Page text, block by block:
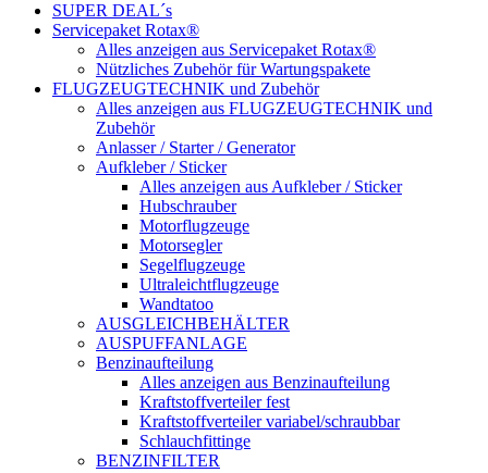
SUPER DEAL´s
Servicepaket Rotax®
Alles anzeigen aus Servicepaket Rotax®
Nützliches Zubehör für Wartungspakete
FLUGZEUGTECHNIK und Zubehör
Alles anzeigen aus FLUGZEUGTECHNIK und
Zubehör
Anlasser / Starter / Generator
Aufkleber / Sticker
Alles anzeigen aus Aufkleber / Sticker
Hubschrauber
Motorflugzeuge
Motorsegler
Segelflugzeuge
Ultraleichtflugzeuge
Wandtatoo
AUSGLEICHBEHÄLTER
AUSPUFFANLAGE
Benzinaufteilung
Alles anzeigen aus Benzinaufteilung
Kraftstoffverteiler fest
Kraftstoffverteiler variabel/schraubbar
Schlauchfittinge
BENZINFILTER